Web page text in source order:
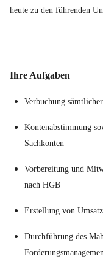
heute zu den führenden
Ihre Aufgaben
Verbuchung
Kontenabstimmung
Sachkonten
Vorbereitung und
nach HGB
Erstellung von
Durchführung des